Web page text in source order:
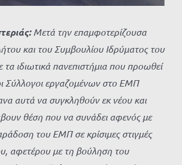
Μετά την επαμφοτερίζουσα
και του Συμβουλίου Ιδρύματος του
ιδιωτικά πανεπιστήμια που προωθεί
Σύλλογοι εργαζομένων στο ΕΜΠ
αυτά να συγκληθούν εκ νέου και
θέση που να συνάδει αφενός με
του ΕΜΠ σε κρίσιμες στιγμές
αφετέρου με τη βούληση του